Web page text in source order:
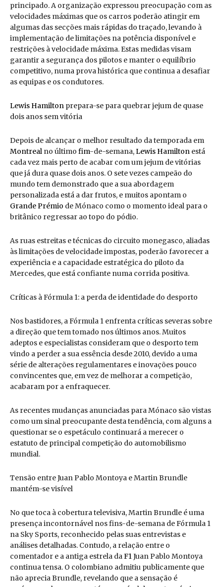
principado. A organização expressou preocupação com as
velocidades máximas que os carros poderão atingir em
algumas das secções mais rápidas do traçado, levando à
implementação de limitações na potência disponível e
restrições à velocidade máxima. Estas medidas visam
garantir a segurança dos pilotos e manter o equilíbrio
competitivo, numa prova histórica que continua a desafiar
as equipas e os condutores.
Lewis Hamilton prepara-se para quebrar jejum de quase
dois anos sem vitória
Depois de alcançar o melhor resultado da temporada em
Montreal no último fim-de-semana,Lewis Hamilton está
cada vez mais perto de acabar com um jejum de vitórias
que já dura quase dois anos. O sete vezes campeão do
mundo tem demonstrado que a sua abordagem
personalizada está a dar frutos, e muitos apontam o
Grande Prémio de Mónaco como o momento ideal para o
britânico regressar ao topo do pódio.
As ruas estreitas e técnicas do circuito monegasco, aliadas
às limitações de velocidade impostas, poderão favorecer a
experiência e a capacidade estratégica do piloto da
Mercedes, que está confiante numa corrida positiva.
Críticas à Fórmula 1: a perda de identidade do desporto
Nos bastidores, a Fórmula 1 enfrenta críticas severas sobre
a direção que tem tomado nos últimos anos. Muitos
adeptos e especialistas consideram que o desporto tem
vindo a perder a sua essência desde 2010, devido a uma
série de alterações regulamentares e inovações pouco
convincentes que, em vez de melhorar a competição,
acabaram por a enfraquecer.
As recentes mudanças anunciadas para Mónaco são vistas
como um sinal preocupante desta tendência, com alguns a
questionar se o espetáculo continuará a merecer o
estatuto de principal competição do automobilismo
mundial.
Tensão entre Juan Pablo Montoya e Martin Brundle
mantém-se visível
No que toca à cobertura televisiva, Martin Brundle é uma
presença incontornável nos fins-de-semana de Fórmula 1
na Sky Sports, reconhecido pelas suas entrevistas e
análises detalhadas. Contudo, a relação entre o
comentador e a antiga estrela daF1Juan Pablo Montoya
continua tensa. O colombiano admitiu publicamente que
não aprecia Brundle, revelando que a sensação é